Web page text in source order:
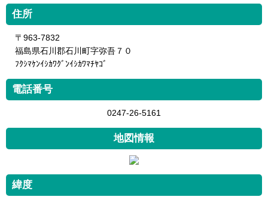
住所
〒963-7832
福島県石川郡石川町字弥吾７０
ﾌｸｼﾏｹﾝｲｼｶﾜｸﾞﾝｲｼｶﾜﾏﾁﾔｺﾞ
電話番号
0247-26-5161
地図情報
緯度